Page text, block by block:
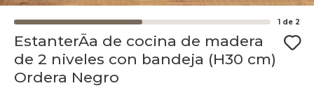
1 de 2
EstanterÃ­a de cocina de madera
de 2 niveles con bandeja (H30 cm)
Ordera Negro